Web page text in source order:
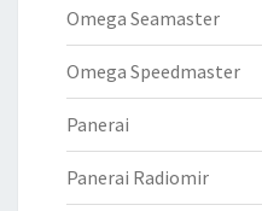
Omega Seamaster
Omega Speedmaster
Panerai
Panerai Radiomir